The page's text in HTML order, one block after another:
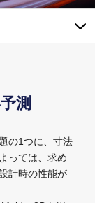
測
の1つに、寸法
っては、求め
計時の性能が